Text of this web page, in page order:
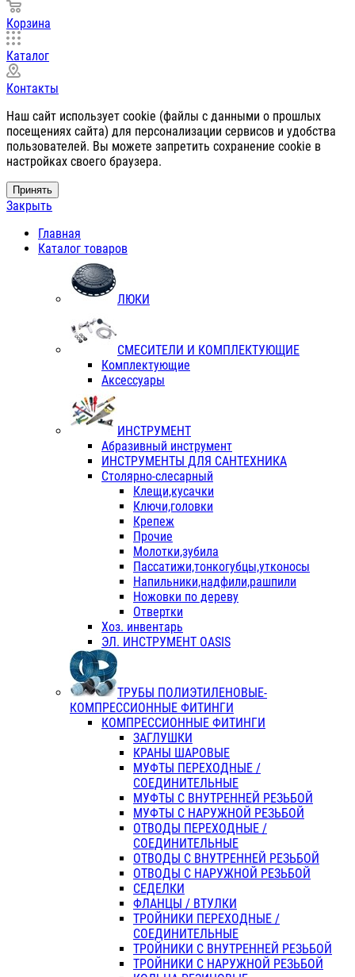
Корзина
Каталог
Контакты
Наш сайт использует cookie (файлы с данными о прошлых
посещениях сайта) для персонализации сервисов и удобства
пользователей. Вы можете запретить сохранение cookie в
настройках своего браузера.
Принять
Закрыть
Главная
Каталог товаров
ЛЮКИ
СМЕСИТЕЛИ И КОМПЛЕКТУЮЩИЕ
Комплектующие
Аксессуары
ИНСТРУМЕНТ
Абразивный инструмент
ИНСТРУМЕНТЫ ДЛЯ САНТЕХНИКА
Столярно-слесарный
Клещи,кусачки
Ключи,головки
Крепеж
Прочие
Молотки,зубила
Пассатижи,тонкогубцы,утконосы
Напильники,надфили,рашпили
Ножовки по дереву
Отвертки
Хоз. инвентарь
ЭЛ. ИНСТРУМЕНТ OASIS
ТРУБЫ ПОЛИЭТИЛЕНОВЫЕ-
КОМПРЕССИОННЫЕ ФИТИНГИ
КОМПРЕССИОННЫЕ ФИТИНГИ
ЗАГЛУШКИ
КРАНЫ ШАРОВЫЕ
МУФТЫ ПЕРЕХОДНЫЕ /
СОЕДИНИТЕЛЬНЫЕ
МУФТЫ С ВНУТРЕННЕЙ РЕЗЬБОЙ
МУФТЫ С НАРУЖНОЙ РЕЗЬБОЙ
ОТВОДЫ ПЕРЕХОДНЫЕ /
СОЕДИНИТЕЛЬНЫЕ
ОТВОДЫ С ВНУТРЕННЕЙ РЕЗЬБОЙ
ОТВОДЫ С НАРУЖНОЙ РЕЗЬБОЙ
СЕДЕЛКИ
ФЛАНЦЫ / ВТУЛКИ
ТРОЙНИКИ ПЕРЕХОДНЫЕ /
СОЕДИНИТЕЛЬНЫЕ
ТРОЙНИКИ С ВНУТРЕННЕЙ РЕЗЬБОЙ
ТРОЙНИКИ С НАРУЖНОЙ РЕЗЬБОЙ